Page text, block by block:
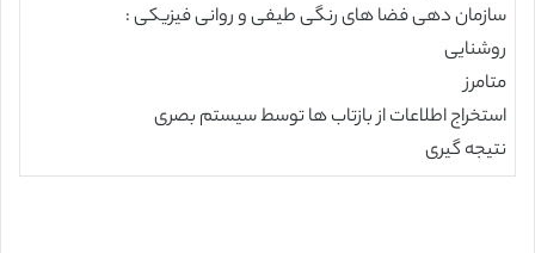
سازمان دهی فضا های رنگی طیفی و روانی فیزیکی :
روشنایی
متامرز
استخراج اطلاعات از بازتاب ها توسط سیستم بصری
نتیجه گیری